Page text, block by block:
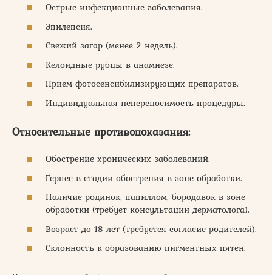
Острые инфекционные заболевания.
Эпилепсия.
Свежий загар (менее 2 недель).
Келоидные рубцы в анамнезе.
Прием фотосенсибилизирующих препаратов.
Индивидуальная непереносимость процедуры.
Относительные противопоказания:
Обострение хронических заболеваний.
Герпес в стадии обострения в зоне обработки.
Наличие родинок, папиллом, бородавок в зоне
обработки (требует консультации дерматолога).
Возраст до 18 лет (требуется согласие родителей).
Склонность к образованию пигментных пятен.